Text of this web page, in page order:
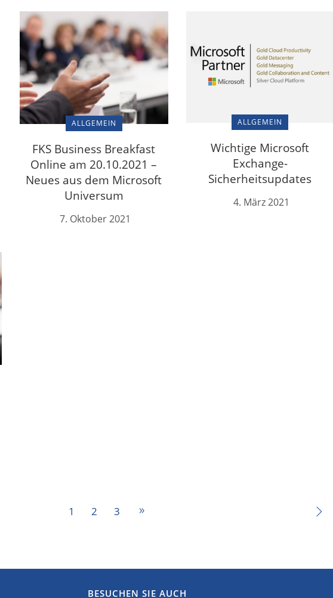
ALLGEMEIN
FKS Business Breakfast
Online am 20.10.2021 –
Neues aus dem Microsoft
Universum
7. Oktober 2021
ALLGEMEIN
Wichtige Microsoft
Exchange-
Sicherheitsupdates
4. März 2021
1 2 3
BESUCHEN SIE AUCH